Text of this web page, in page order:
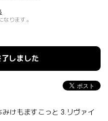
ります。
しました
けもますこっと 3.リヴァイ